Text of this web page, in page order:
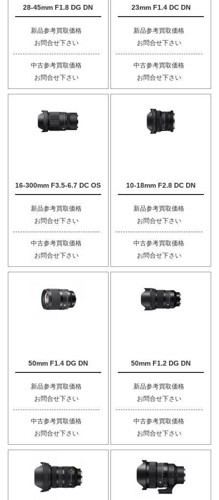
28-45mm F1.8 DG DN
新品参考買取価格
お問合せ下さい
中古参考買取価格
お問合せ下さい
23mm F1.4 DC DN
新品参考買取価格
お問合せ下さい
中古参考買取価格
お問合せ下さい
16-300mm F3.5-6.7 DC OS
新品参考買取価格
お問合せ下さい
中古参考買取価格
お問合せ下さい
10-18mm F2.8 DC DN
新品参考買取価格
お問合せ下さい
中古参考買取価格
お問合せ下さい
50mm F1.4 DG DN
新品参考買取価格
お問合せ下さい
中古参考買取価格
お問合せ下さい
50mm F1.2 DG DN
新品参考買取価格
お問合せ下さい
中古参考買取価格
お問合せ下さい